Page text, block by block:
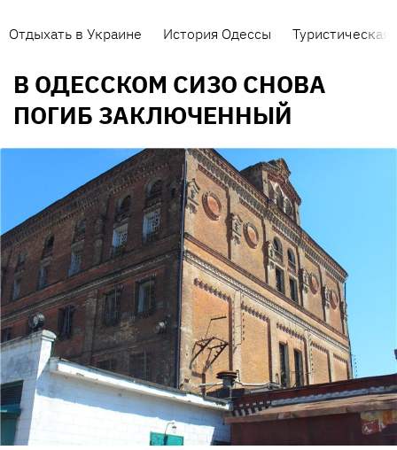
Отдыхать в Украине История Одессы Туристическая
В ОДЕССКОМ СИЗО СНОВА
ПОГИБ ЗАКЛЮЧЕННЫЙ